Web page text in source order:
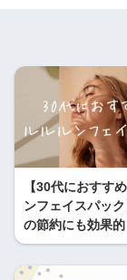
【30代におすす
ンフェイスパッ
の節約にも効果的